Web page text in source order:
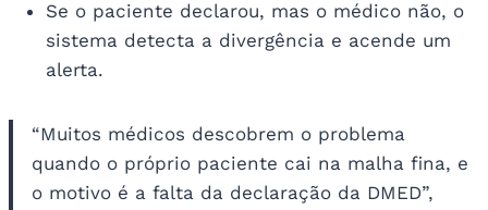
Se o paciente declarou, mas o médico não, o
sistema detecta a divergência e acende um
alerta.
“Muitos médicos descobrem o problema
quando o próprio paciente cai na malha fina, e
o motivo é a falta da declaração da DMED”,